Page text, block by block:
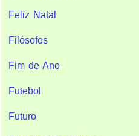
Feliz Natal
Filósofos
Fim de Ano
Futebol
Futuro